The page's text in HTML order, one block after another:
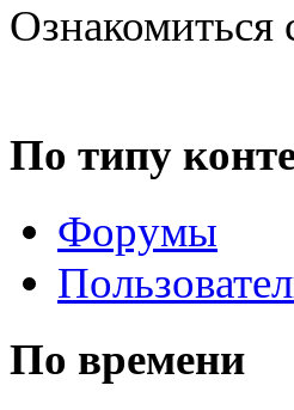
Ознакомиться
По типу
Форумы
По времени